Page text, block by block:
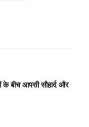
बीच आपसी सौहार्द और